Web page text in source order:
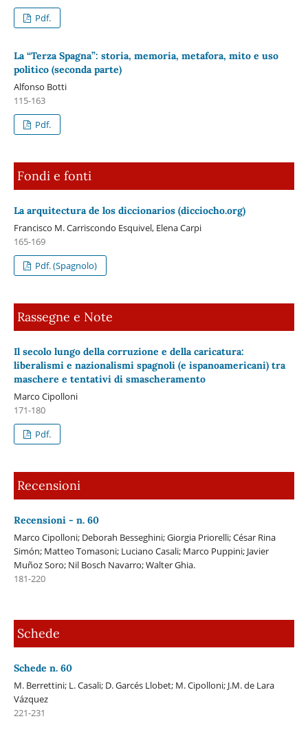
Pdf.
La “Terza Spagna”: storia, memoria, metafora, mito e uso
politico (seconda parte)
Alfonso Botti
115-163
Pdf.
Fondi e fonti
La arquitectura de los diccionarios (dicciocho.org)
Francisco M. Carriscondo Esquivel, Elena Carpi
165-169
Pdf. (Spagnolo)
Rassegne e Note
Il secolo lungo della corruzione e della caricatura:
liberalismi e nazionalismi spagnoli (e ispanoamericani) tra
maschere e tentativi di smascheramento
Marco Cipolloni
171-180
Pdf.
Recensioni
Recensioni - n. 60
Marco Cipolloni; Deborah Besseghini; Giorgia Priorelli; César Rina
Simón; Matteo Tomasoni; Luciano Casali; Marco Puppini; Javier
Muñoz Soro; Nil Bosch Navarro; Walter Ghia.
181-220
Schede
Schede n. 60
M. Berrettini; L. Casali; D. Garcés Llobet; M. Cipolloni; J.M. de Lara
Vázquez
221-231